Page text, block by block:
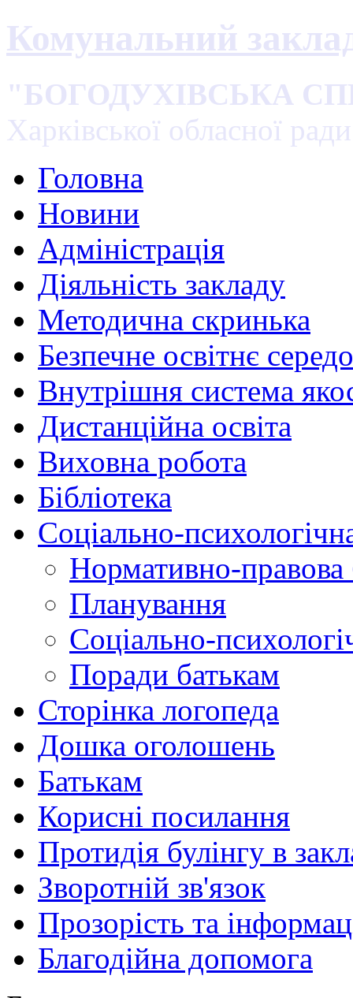
Комунальний
"БОГОДУХІВСЬКА
Харківської обласної ради
Головна
Новини
Адміністрація
Діяльність закладу
Методична скринька
Безпечне освітнє
Внутрішня система
Дистанційна освіта
Виховна робота
Бібліотека
Соціально-
Нормативно-правова
Планування
Соціально-
Поради батькам
Сторінка логопеда
Дошка оголошень
Батькам
Корисні посилання
Протидія булінгу в
Зворотній зв'язок
Прозорість та
Благодійна допомога